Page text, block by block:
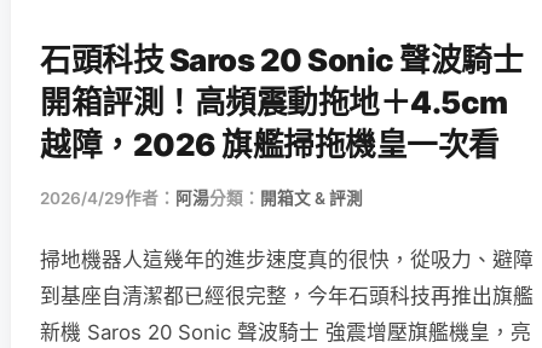
石頭科技 Saros 20 Sonic 聲波騎士
開箱評測！高頻震動拖地＋4.5cm
越障，2026 旗艦掃拖機皇一次看
2026/4/29作者： 阿湯分類： 開箱文 & 評測
掃地機器人這幾年的進步速度真的很快，從吸力、避障
到基座自清潔都已經很完整，今年石頭科技再推出旗艦
新機 Saros 20 Sonic 聲波騎士 強震增壓旗艦機皇，亮